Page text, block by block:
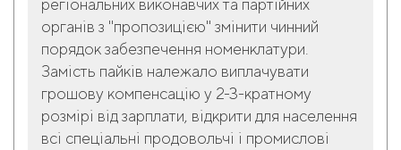
регіональних виконавчих та партійних
органів з "пропозицією" змінити чинний
порядок забезпечення номенклатури.
Замість пайків належало виплачувати
грошову компенсацію у 2-3-кратному
розмірі від зарплати, відкрити для населення
всі спеціальні продовольчі і промислові